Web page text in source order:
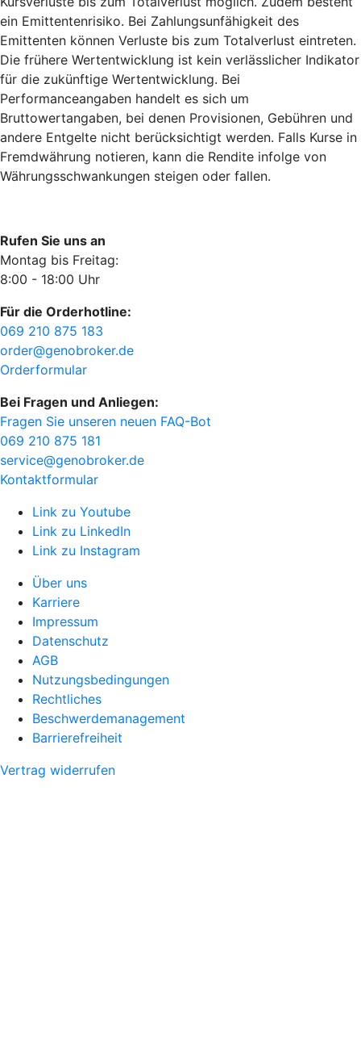
ein Emittentenrisiko. Bei Zahlungsunfähigkeit des
Emittenten können Verluste bis zum Totalverlust eintreten.
Die frühere Wertentwicklung ist kein verlässlicher Indikator
für die zukünftige Wertentwicklung. Bei
Performanceangaben handelt es sich um
Bruttowertangaben, bei denen Provisionen, Gebühren und
andere Entgelte nicht berücksichtigt werden. Falls Kurse in
Fremdwährung notieren, kann die Rendite infolge von
Währungsschwankungen steigen oder fallen.
Rufen Sie uns an
Montag bis Freitag:
8:00 - 18:00 Uhr
Für die Orderhotline:
069 210 875 183
order@genobroker.de
Orderformular
Bei Fragen und Anliegen:
Fragen Sie unseren neuen FAQ-Bot
069 210 875 181
service@genobroker.de
Kontaktformular
Link zu Youtube
Link zu LinkedIn
Link zu Instagram
Über uns
Karriere
Impressum
Datenschutz
AGB
Nutzungsbedingungen
Rechtliches
Beschwerdemanagement
Barrierefreiheit
Vertrag widerrufen